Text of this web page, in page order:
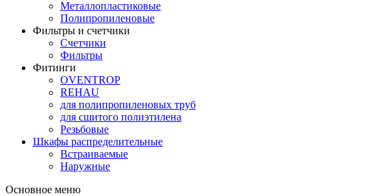
Металлопластиковые
Полипропиленовые
Фильтры и счетчики
Счетчики
Фильтры
Фитинги
OVENTROP
REHAU
для полипропиленовых труб
для сшитого полиэтилена
Резьбовые
Шкафы распределительные
Встраиваемые
Наружные
Основное меню